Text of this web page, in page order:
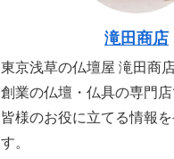
滝田商店
東京浅草の仏壇屋 滝田商
創業の仏壇・仏具の専門店
皆様のお役に立てる情報
す。